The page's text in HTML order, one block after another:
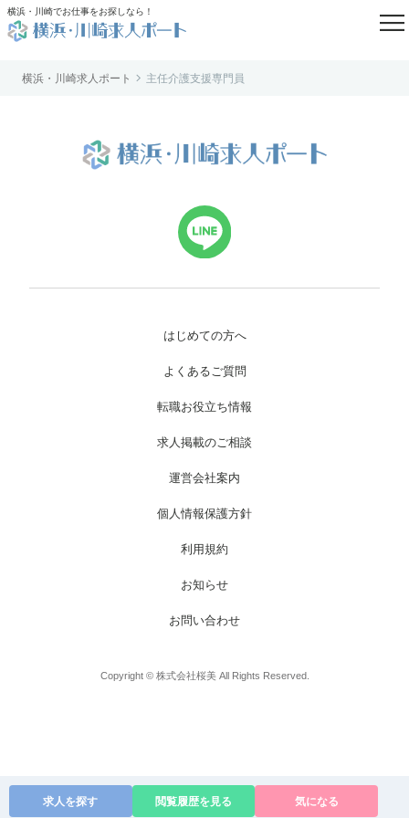
横浜・川崎でお仕事をお探しなら！ 
はじめての方へ
転職お役立ち情報
運営会社案内
個人情報保護方針
利用規約
お知らせ
お電話でのお問い合わせ メールでのお問い合わせ
横浜・川崎求人ポート  主任介護支援専門員
はじめての方へ
よくあるご質問
転職お役立ち情報
求人掲載のご相談
運営会社案内
個人情報保護方針
利用規約
お知らせ
お問い合わせ
Copyright © 株式会社桜美 All Rights Reserved.
求人を探す 閲覧履歴を見る 気になる